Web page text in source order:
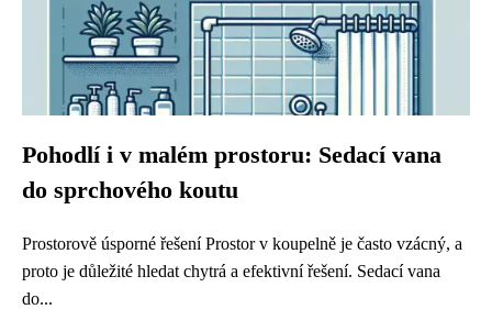
Pohodlí i v malém prostoru: Sedací vana
do sprchového koutu
Prostorově úsporné řešení Prostor v koupelně je často vzácný, a
proto je důležité hledat chytrá a efektivní řešení. Sedací vana
do...